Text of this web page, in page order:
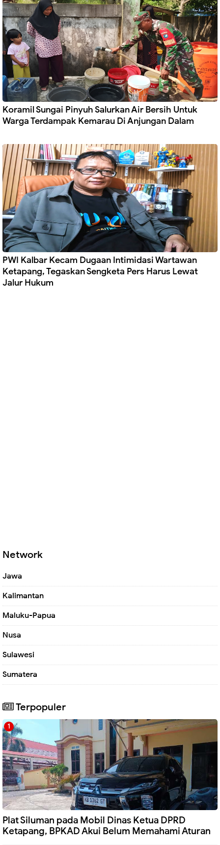
Koramil Sungai Pinyuh Salurkan Air Bersih Untuk
Warga Terdampak Kemarau Di Anjungan Dalam
PWI Kalbar Kecam Dugaan Intimidasi Wartawan
Ketapang, Tegaskan Sengketa Pers Harus Lewat
Jalur Hukum
Network
Jawa
Kalimantan
Maluku-Papua
Nusa
Sulawesi
Sumatera
Terpopuler
Plat Siluman pada Mobil Dinas Ketua DPRD
Ketapang, BPKAD Akui Belum Memahami Aturan